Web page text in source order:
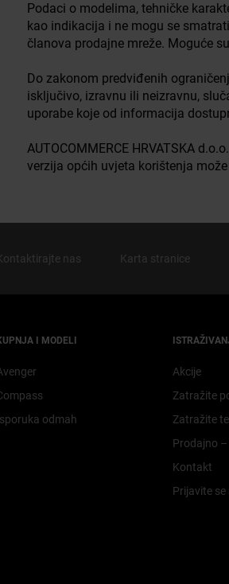
Podaci o modelima, tehničke
kao indikacija i ne mogu se
članova prodajne mreže. Moguće
Do zakonom predviđenih
isključivo, izravnu ili neizravnu,
uporabe koje od informacija
AUTOCOMMERCE HRVATSKA
verzija općih uvjeta korištenja
nas Karta stranice
I MODELI​
odmah
Akcije​
Zatražite
Zatražite
Prodajno
Kontakt
Prijavite